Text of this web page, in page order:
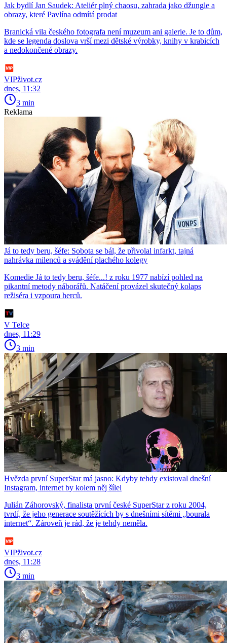
Jak bydlí Jan Saudek: Ateliér plný chaosu, zahrada jako džungle a
obrazy, které Pavlína odmítá prodat
Branická vila českého fotografa není muzeum ani galerie. Je to dům,
kde se legenda doslova vrší mezi dětské výrobky, knihy v krabicích
a nedokončené obrazy.
VIPživot.cz
dnes, 11:32
3 min
Reklama
Já to tedy beru, šéfe: Sobota se bál, že přivolal infarkt, tajná
nahrávka milenců a svádění plachého kolegy
Komedie Já to tedy beru, šéfe...! z roku 1977 nabízí pohled na
pikantní metody náborářů. Natáčení provázel skutečný kolaps
režiséra i vzpoura herců.
V Telce
dnes, 11:29
3 min
Hvězda první SuperStar má jasno: Kdyby tehdy existoval dnešní
Instagram, internet by kolem něj šílel
Julián Záhorovský, finalista první české SuperStar z roku 2004,
tvrdí, že jeho generace soutěžících by s dnešními sítěmi „bourala
internet“. Zároveň je rád, že je tehdy neměla.
VIPživot.cz
dnes, 11:28
3 min